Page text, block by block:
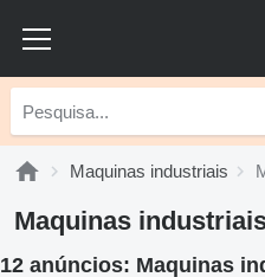
Maquinas industriais
Maquinas
12 anúncios: Maquinas